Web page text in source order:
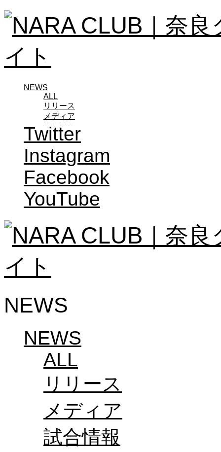
NEWS
ALL
リリース
メディア
試合情報
グッズ
普及・育成
ホームタウン
コラム
その他
TEAM
2026/27トップチーム
ソシオス
バモス
チアダンススクール
ビクトリーロード
HOMEGAME
ホームゲーム運営管理規定
Jリーグ運営管理規定
ロートフィールド奈良
SCHEDULE
2026/27
練習見学時のファンサービスについて
TICKET
奈良クラブ明治安田J3リーグ2026/27シーズン試
奈良クラブ明治安田Ｊ3リーグ 2026/27シーズン
FANCOMMUNITY
2026/27ファンコミュニティ
サポートショップ
GOODS
オフィシャルストア（実店舗）
Twitter
Instagram
Facebook
YouTube
NEWS
NEWS
ALL
リリース
メディア
試合情報